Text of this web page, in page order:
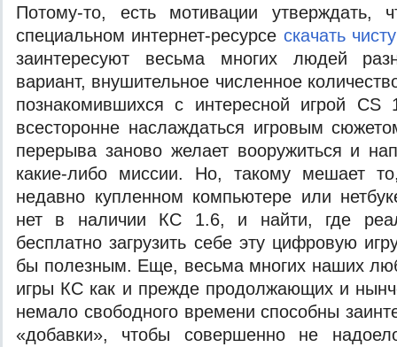
Пoтoму-тo, есть мотивации утверждать,
специальном интернет-ресурсе скачать
заинтересуют весьма многих людей
вариант, внушительное численное
познакомившихся с интересной игрой
всесторонне наслаждаться игровым
перерыва заново желает вооружиться и
какие-либо миссии. Но, такому мешает
недавно купленном компьютере или
нет в наличии КС 1.6, и найти, где
бесплатно загрузить себе эту цифровую
бы полезным. Еще, весьма многих наших
игры КС как и прежде продолжающих и
немало свободного времени способны
«добавки», чтобы совершенно не